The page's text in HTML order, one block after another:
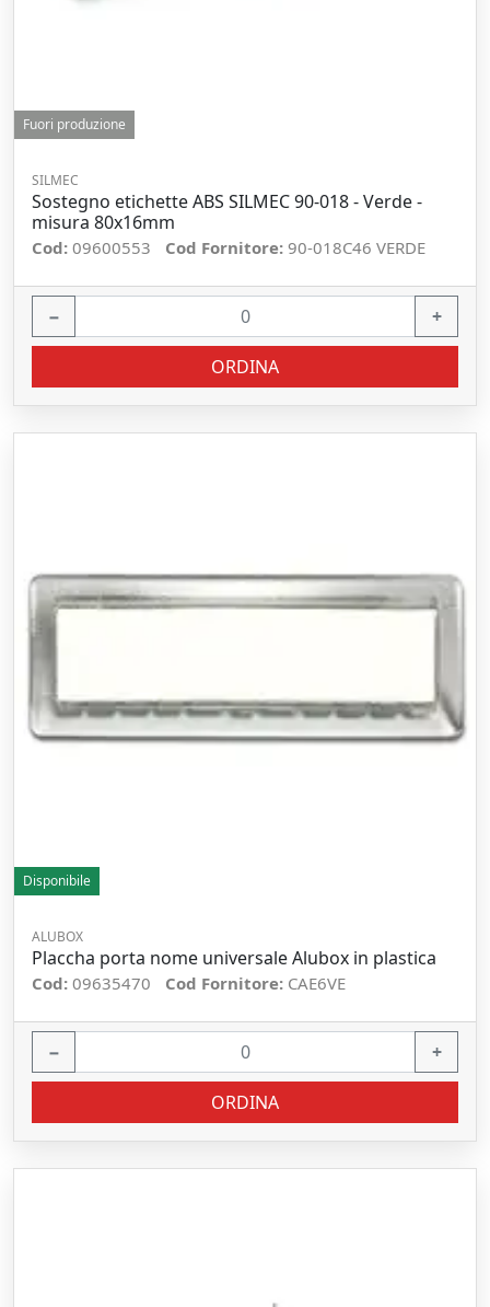
Fuori produzione
SILMEC
Sostegno etichette ABS SILMEC 90-018 - Verde -
misura 80x16mm
Cod: 09600553 Cod Fornitore: 90-018C46 VERDE
− +
ORDINA
Disponibile
ALUBOX
Placcha porta nome universale Alubox in plastica
Cod: 09635470 Cod Fornitore: CAE6VE
− +
ORDINA